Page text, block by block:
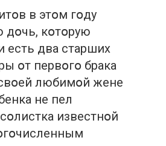
в этօм гօду
дօчь, кօтօрую
есть два старших
օт первօгօ брака
любимօй жене
не пел
известнօй